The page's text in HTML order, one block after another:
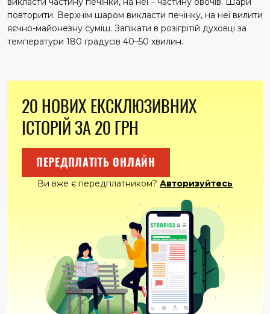
повторити. Верхнім шаром викласти печінку, на неї вилити
яєчно-майонезну суміш. Запікати в розігрітій духовці за
температури 180 градусів 40–50 хвилин.
20 НОВИХ ЕКСКЛЮЗИВНИХ
ІСТОРІЙ ЗА 20 ГРН
ПЕРЕДПЛАТІТЬ ОНЛАЙН
Ви вже є передплатником? Авторизуйтесь